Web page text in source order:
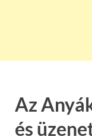
Az
és